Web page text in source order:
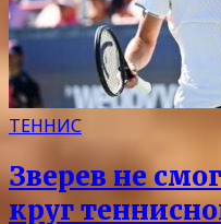
ТЕННИС
Зверев не
круг